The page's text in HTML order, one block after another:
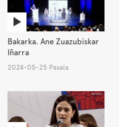
Bakarka. Ane Zuazubiskar
Iñarra
2024-05-25 Pasaia